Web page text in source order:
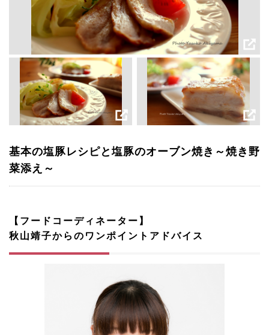
基本の塩豚レシピと塩豚のオーブン焼き～焼き野
菜添え～
【フードコーディネーター】
秋山靖子からのワンポイントアドバイス